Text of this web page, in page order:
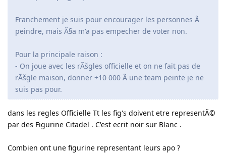
Franchement je suis pour encourager les personnes Ã
peindre, mais Ã§a m'a pas empecher de voter non.
Pour la principale raison :
- On joue avec les rÃšgles officielle et on ne fait pas de
rÃšgle maison, donner +10 000 Ã une team peinte je ne
suis pas pour.
dans les regles Officielle Tt les fig's doivent etre representÃ©
par des Figurine Citadel . C'est ecrit noir sur Blanc .
Combien ont une figurine representant leurs apo ?